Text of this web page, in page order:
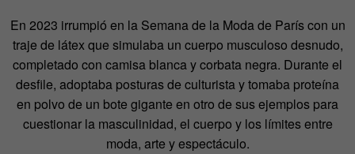
En 2023 irrumpió en la Semana de la Moda de París con un
traje de látex que simulaba un cuerpo musculoso desnudo,
completado con camisa blanca y corbata negra. Durante el
desfile, adoptaba posturas de culturista y tomaba proteína
en polvo de un bote gigante en otro de sus ejemplos para
cuestionar la masculinidad, el cuerpo y los límites entre
moda, arte y espectáculo.